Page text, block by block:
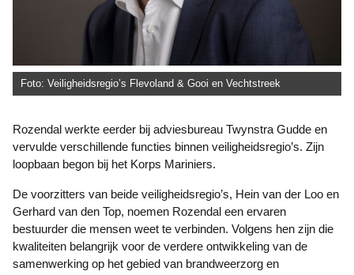
Foto: Veiligheidsregio’s Flevoland & Gooi en Vechtstreek
Rozendal werkte eerder bij adviesbureau Twynstra Gudde en
vervulde verschillende functies binnen veiligheidsregio’s. Zijn
loopbaan begon bij het Korps Mariniers.
De voorzitters van beide veiligheidsregio’s, Hein van der Loo en
Gerhard van den Top, noemen Rozendal een ervaren
bestuurder die mensen weet te verbinden. Volgens hen zijn die
kwaliteiten belangrijk voor de verdere ontwikkeling van de
samenwerking op het gebied van brandweerzorg en